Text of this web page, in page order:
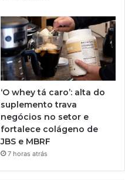
‘O whey tá caro’: alta do
suplemento trava
negócios no setor e
fortalece colágeno de
JBS e MBRF
7 horas atrás